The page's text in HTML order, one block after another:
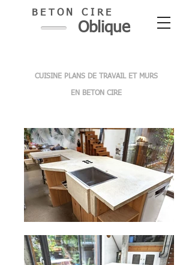
BETON CIRE
Oblique
CUISINE PLANS DE TRAVAIL ET MURS
EN BETON CIRE